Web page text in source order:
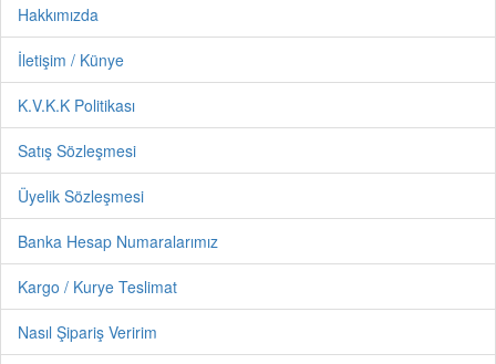
Hakkımızda
İletişim / Künye
K.V.K.K Politikası
Satış Sözleşmesi
Üyelik Sözleşmesi
Banka Hesap Numaralarımız
Kargo / Kurye Teslimat
Nasıl Şipariş Veririm